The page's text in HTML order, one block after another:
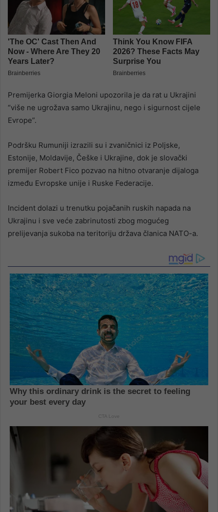
Premijerka Giorgia Meloni upozorila je da rat u Ukrajini
“više ne ugrožava samo Ukrajinu, nego i sigurnost cijele
Evrope”.
Podršku Rumuniji izrazili su i zvaničnici iz Poljske,
Estonije, Moldavije, Češke i Ukrajine, dok je slovački
premijer Robert Fico pozvao na hitno otvaranje dijaloga
između Evropske unije i Ruske Federacije.
Incident dolazi u trenutku pojačanih ruskih napada na
Ukrajinu i sve veće zabrinutosti zbog mogućeg
prelijevanja sukoba na teritoriju država članica NATO-a.